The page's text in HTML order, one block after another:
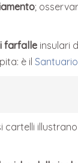
;
farfalle insulari
è il
cartelli